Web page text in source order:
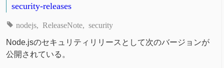
security-releases
nodejs ReleaseNote security
Node.jsのセキュリティリリースとして次のバージョンが
公開されている。